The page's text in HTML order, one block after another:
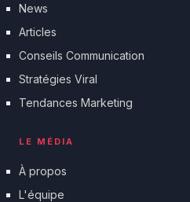
News
Articles
Conseils Communication
Stratégies Viral
Tendances Marketing
LE MÉDIA
À propos
L'équipe